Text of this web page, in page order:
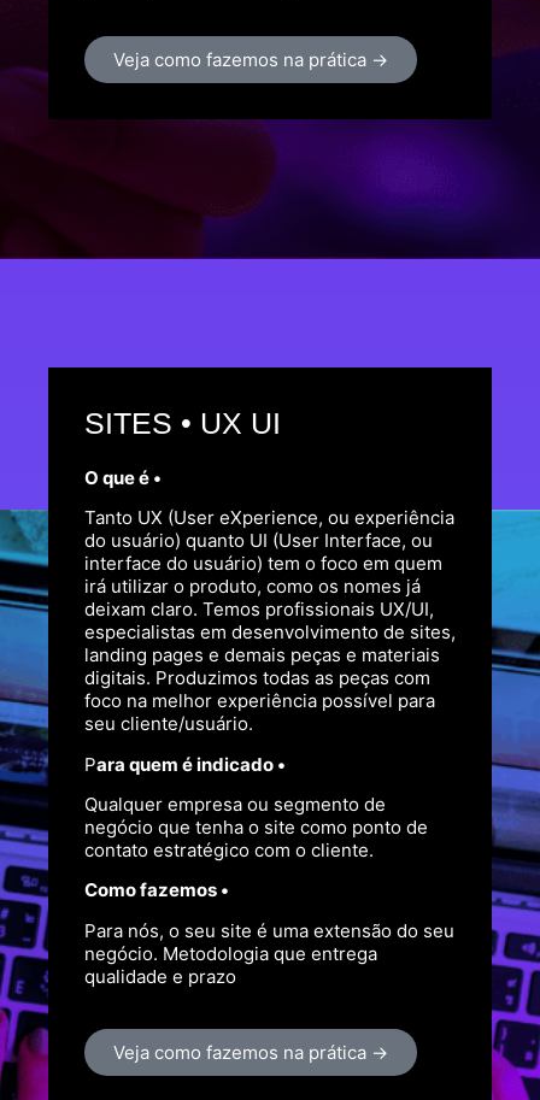
Veja como fazemos na prática →
SITES • UX UI
O que é •
Tanto UX (User eXperience, ou experiência
do usuário) quanto UI (User Interface, ou
interface do usuário) tem o foco em quem
irá utilizar o produto, como os nomes já
deixam claro. Temos profissionais UX/UI,
especialistas em desenvolvimento de sites,
landing pages e demais peças e materiais
digitais. Produzimos todas as peças com
foco na melhor experiência possível para
seu cliente/usuário.
Para quem é indicado •
Qualquer empresa ou segmento de
negócio que tenha o site como ponto de
contato estratégico com o cliente.
Como fazemos •
Para nós, o seu site é uma extensão do seu
negócio. Metodologia que entrega
qualidade e prazo
Veja como fazemos na prática →